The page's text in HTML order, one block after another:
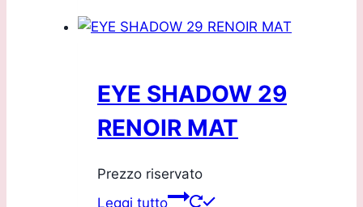
EYE SHADOW 29
RENOIR MAT
Prezzo riservato
Leggi tutto